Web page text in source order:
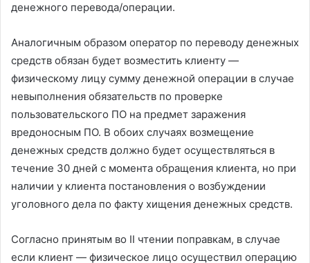
денежного перевода/операции.
Аналогичным образом оператор по переводу денежных
средств обязан будет возместить клиенту —
физическому лицу сумму денежной операции в случае
невыполнения обязательств по проверке
пользовательского ПО на предмет заражения
вредоносным ПО. В обоих случаях возмещение
денежных средств должно будет осуществляться в
течение 30 дней с момента обращения клиента, но при
наличии у клиента постановления о возбуждении
уголовного дела по факту хищения денежных средств.
Согласно принятым во II чтении поправкам, в случае
если клиент — физическое лицо осуществил операцию